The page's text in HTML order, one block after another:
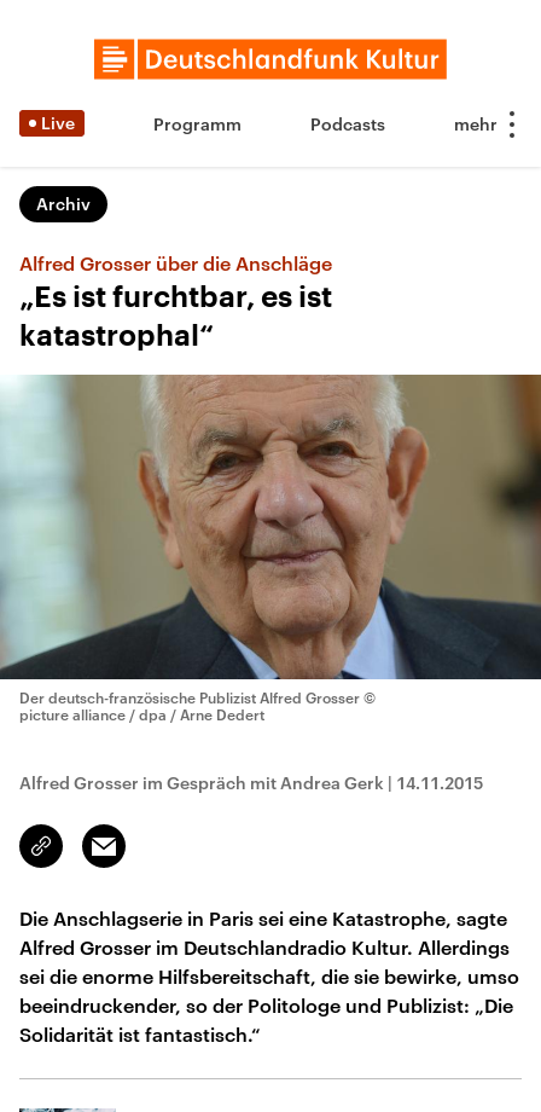
Live Programm Podcasts
Archiv
Alfred Grosser über die Anschläge
„Es ist furchtbar, es ist
katastrophal“
Der deutsch-französische Publizist Alfred Grosser ©
picture alliance / dpa / Arne Dedert
Alfred Grosser im Gespräch mit Andrea Gerk | 14.11.2015
Link
kopieren/teilen
Email
Die Anschlagserie in Paris sei eine Katastrophe, sagte
Alfred Grosser im Deutschlandradio Kultur. Allerdings
sei die enorme Hilfsbereitschaft, die sie bewirke, umso
beeindruckender, so der Politologe und Publizist: „Die
Solidarität ist fantastisch.“